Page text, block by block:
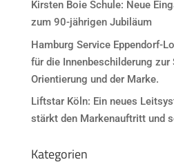
Kirsten Boie Schule: Neue
zum 90-jährigen Jubiläum
Hamburg Service Eppendorf-
für die Innenbeschilderung zur
Orientierung und der Marke.
Liftstar Köln: Ein neues
stärkt den Markenauftritt und
Kategorien